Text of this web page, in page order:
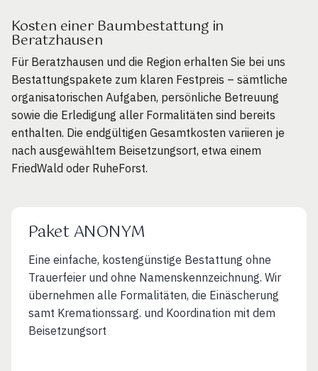
Kosten einer Baumbestattung in
Beratzhausen
Für Beratzhausen und die Region erhalten Sie bei uns
Bestattungspakete zum klaren Festpreis – sämtliche
organisatorischen Aufgaben, persönliche Betreuung
sowie die Erledigung aller Formalitäten sind bereits
enthalten. Die endgültigen Gesamtkosten variieren je
nach ausgewähltem Beisetzungsort, etwa einem
FriedWald oder RuheForst.
Paket ANONYM
Eine einfache, kostengünstige Bestattung ohne
Trauerfeier und ohne Namenskennzeichnung. Wir
übernehmen alle Formalitäten, die Einäscherung
samt Kremationssarg. und Koordination mit dem
Beisetzungsort